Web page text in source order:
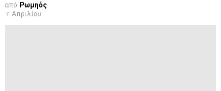
από Ρωμηός
7 Απριλίου